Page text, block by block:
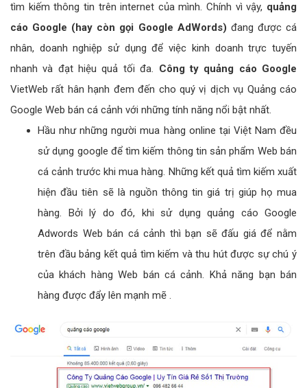
tìm kiếm thông tin trên internet của mình. Chính vì vậy, quảng
cáo Google (hay còn gọi Google AdWords) đang được cá
nhân, doanh nghiệp sử dụng để việc kinh doanh trực tuyến
nhanh và đạt hiệu quả tối đa. Công ty quảng cáo Google
VietWeb rất hân hạnh đem đến cho quý vị dịch vụ Quảng cáo
Google Web bán cá cảnh với những tính năng nổi bật nhất.
Hầu như những người mua hàng online tại Việt Nam đều
sử dụng google để tìm kiếm thông tin sản phẩm Web bán
cá cảnh trước khi mua hàng. Những kết quả tìm kiếm xuất
hiện đầu tiên sẽ là nguồn thông tin giá trị giúp họ mua
hàng. Bởi lý do đó, khi sử dụng quảng cáo Google
Adwords Web bán cá cảnh thì bạn sẽ đấu giá để nằm
trên đầu bảng kết quả tìm kiếm và thu hút được sự chú ý
của khách hàng Web bán cá cảnh. Khả năng bạn bán
hàng được đẩy lên mạnh mẽ .